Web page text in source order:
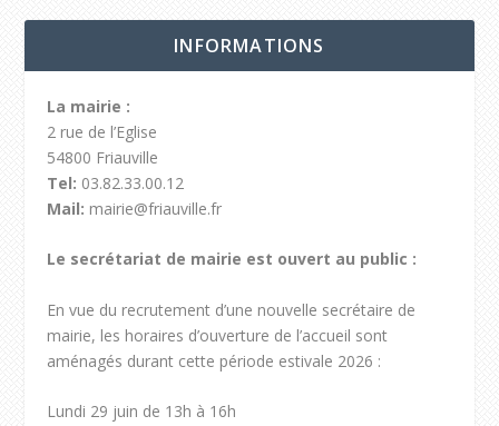
INFORMATIONS
La mairie :
2 rue de l’Eglise
54800 Friauville
Tel: 03.82.33.00.12
Mail: mairie@friauville.fr
Le secrétariat de mairie est ouvert au public :
En vue du recrutement d’une nouvelle secrétaire de
mairie, les horaires d’ouverture de l’accueil sont
aménagés durant cette période estivale 2026 :
Lundi 29 juin de 13h à 16h